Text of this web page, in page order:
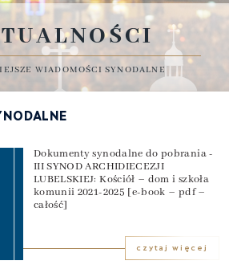
WIADOMOŚCI SYNODALNE
Dokumenty synodalne do pobrania -
III SYNOD ARCHIDIECEZJI
LUBELSKIEJ: Kościół – dom i szkoła
komunii 2021-2025 [e-book – pdf –
całość]
czytaj więcej